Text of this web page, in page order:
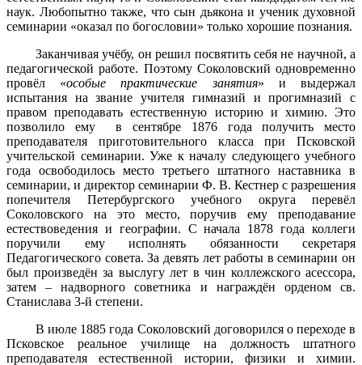
наук. Любопытно также, что сын дьякона и ученик духовной
семинарии «оказал по богословии» только хорошие познания.
Заканчивая учёбу, он решил посвятить себя не научной, а
педагогической работе. Поэтому Соколовский одновременно
провёл «особые практические занятия» и выдержал
испытания на звание учителя гимназий и прогимназий с
правом преподавать естественную историю и химию. Это
позволило ему в сентябре 1876 года получить место
преподавателя приготовительного класса при Псковской
учительской семинарии. Уже к началу следующего учебного
года освободилось место третьего штатного наставника в
семинарии, и директор семинарии Ф. В. Кестнер с разрешения
попечителя Петербургского учебного округа перевёл
Соколовского на это место, поручив ему преподавание
естествоведения и географии. С начала 1878 года коллеги
поручили ему исполнять обязанности секретаря
Педагогического совета. За девять лет работы в семинарии он
был произведён за выслугу лет в чин коллежского асессора,
затем – надворного советника и награждён орденом св.
Станислава 3-й степени.
В июле 1885 года Соколовский договорился о переходе в
Псковское реальное училище на должность штатного
преподавателя естественной истории, физики и химии.